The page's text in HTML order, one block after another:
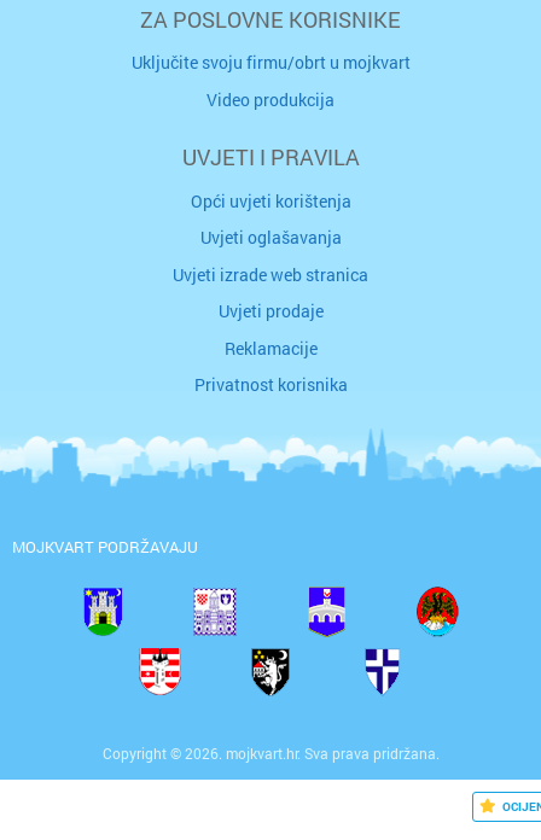
ZA POSLOVNE KORISNIKE
Uključite svoju firmu/obrt u mojkvart
Video produkcija
UVJETI I PRAVILA
Opći uvjeti korištenja
Uvjeti oglašavanja
Uvjeti izrade web stranica
Uvjeti prodaje
Reklamacije
Privatnost korisnika
MOJKVART PODRŽAVAJU
Copyright © 2026. mojkvart.hr. Sva prava pridržana.